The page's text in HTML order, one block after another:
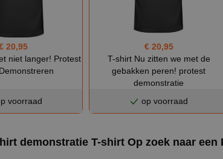
20,95
niet langer! Protest
voorraad
€ 20,95
T-shirt Nu zitten we met de
gebakken peren! protest
demonstratie
op voorraad
demonstratie T-shirt Op zoek naar een